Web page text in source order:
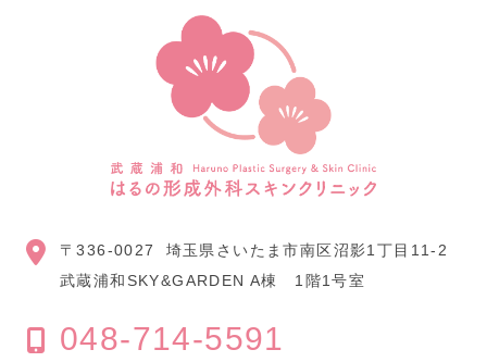
〒336-0027
埼玉県さいたま市南区沼影1丁目11-2
武蔵浦和SKY&GARDEN A棟 1階1号室
048-714-5591